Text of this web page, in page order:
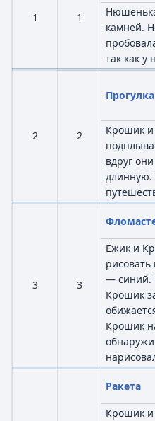
1 1
камней.
так как у
2 2
Прогулка
Крошик
вдруг
длинную.
3 3
Ёжик и
— синий.
Крошик
Крошик
Ракета
Крошик и